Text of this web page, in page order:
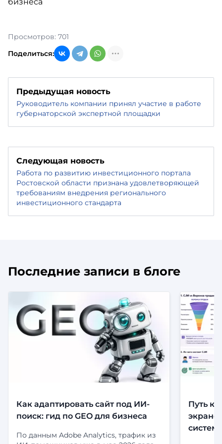
Просмотров: 701
Поделиться:
Предыдущая новость
Руководитель компании принял участие в работе
губернаторской экспертной площадки
Следующая новость
Работа по развитию инвестиционного портала
Ростовской области признана удовлетворяющей
требованиям внедрения регионального
инвестиционного стандарта
Последние записи в блоге
Как адаптировать сайт под ИИ-
поиск: гид по GEO для бизнеса
По данным Adobe Analytics, трафик из
Путь